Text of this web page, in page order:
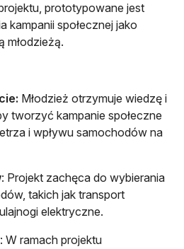
prototypowane jest
kampanii społecznej jako
młodzieżą.
Młodzież otrzymuje wiedzę i
tworzyć kampanie społeczne
i wpływu samochodów na
: Projekt zachęca do wybierania
takich jak transport
elektryczne.
: W ramach projektu